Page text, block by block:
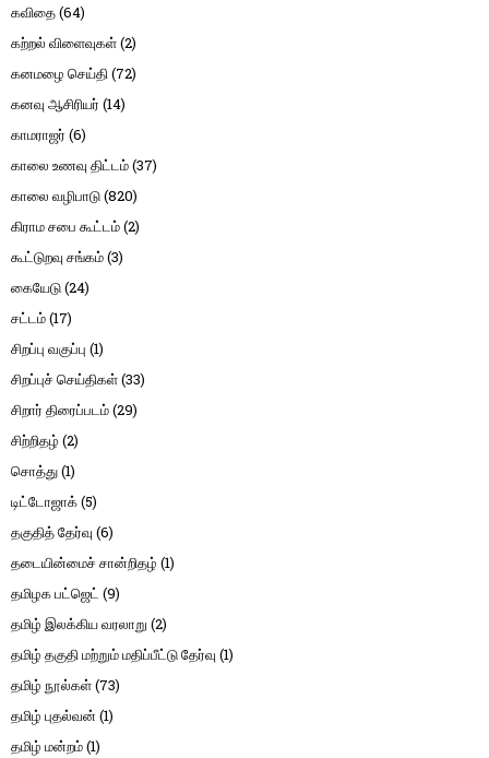
கவிதை(64)
கற்றல் விளைவுகள்(2)
கனமழை செய்தி(72)
கனவு ஆசிரியர் (14)
காமராஜர் (6)
காலை உணவு திட்டம்(37)
காலை வழிபாடு(820)
கிராம சபை கூட்டம்(2)
கூட்டுறவு சங்கம்(3)
கையேடு(24)
சட்டம்(17)
சிறப்பு வகுப்பு (1)
சிறப்புச் செய்திகள்(33)
சிறார் திரைப்படம்(29)
சிற்றிதழ் (2)
சொத்து(1)
டிட்டோஜாக்(5)
தகுதித் தேர்வு (6)
தடையின்மைச் சான்றிதழ் (1)
தமிழக பட்ஜெட் (9)
தமிழ் இலக்கிய வரலாறு (2)
தமிழ் தகுதி மற்றும் மதிப்பீட்டு தேர்வு (1)
தமிழ் நூல்கள்(73)
தமிழ் புதல்வன் (1)
தமிழ் மன்றம்(1)